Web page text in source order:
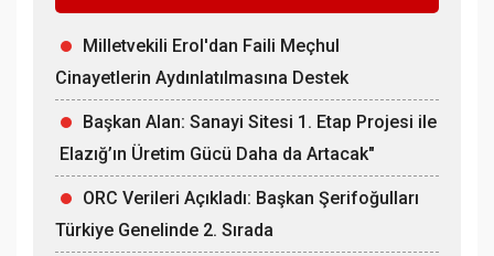
Milletvekili Erol'dan Faili Meçhul
Cinayetlerin Aydınlatılmasına Destek
Başkan Alan: Sanayi Sitesi 1. Etap Projesi ile
Elazığ’ın Üretim Gücü Daha da Artacak"
ORC Verileri Açıkladı: Başkan Şerifoğulları
Türkiye Genelinde 2. Sırada